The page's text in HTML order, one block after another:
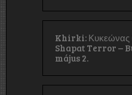
Khirki: Κ​υ​κ​ε​ώ​ν​α​ς
Shapat Terror –
május 2.